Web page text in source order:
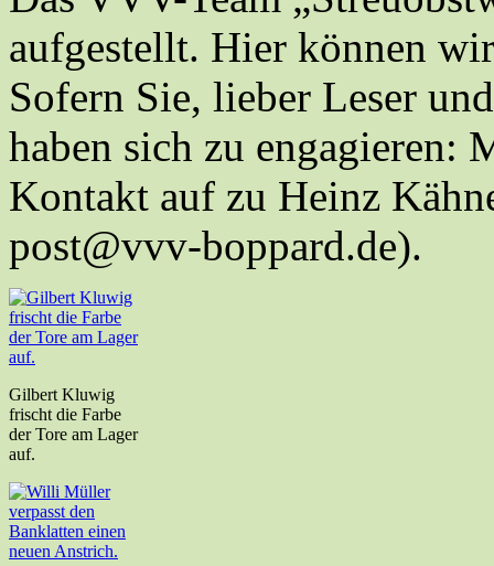
aufgestellt. Hier können
Sofern Sie, lieber Leser
haben sich zu engagieren:
Kontakt auf zu Heinz
post@vvv-boppard.de).
Gilbert Kluwig
frischt die Farbe
der Tore am Lager
auf.